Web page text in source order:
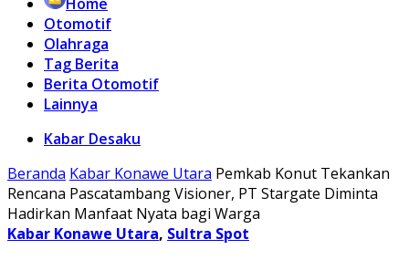
Otomotif
Olahraga
Tag Berita
Berita Otomotif
Lainnya
Kabar Desaku
Beranda Kabar Konawe Utara Pemkab Konut Tekankan
Rencana Pascatambang Visioner, PT Stargate Diminta
Hadirkan Manfaat Nyata bagi Warga
Kabar Konawe Utara, Sultra Spot